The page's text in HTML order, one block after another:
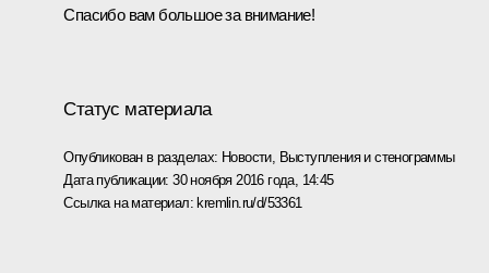
Спасибо вам большое за внимание!
Статус материала
Опубликован в разделах: Новости, Выступления и стенограммы
Дата публикации:30 ноября 2016 года, 14:45
Ссылка на материал: kremlin.ru/d/53361